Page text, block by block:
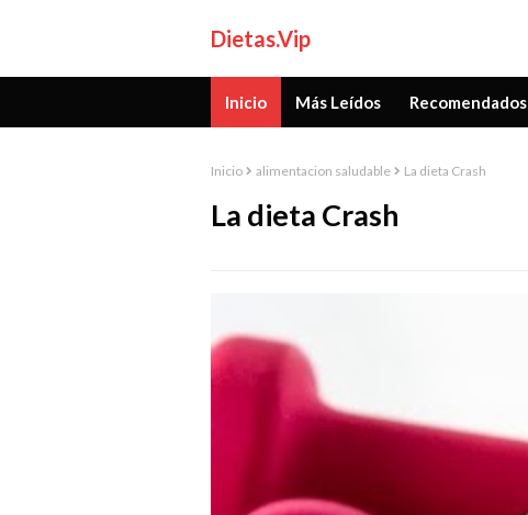
Dietas.Vip
Inicio Más Leídos Recomendados
Inicio alimentacion saludable La dieta Crash
La dieta Crash